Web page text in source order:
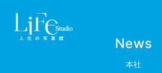
News
本社